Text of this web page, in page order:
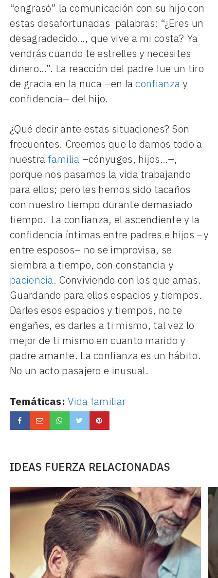
“engrasó” la comunicación con su hijo con
estas desafortunadas palabras: “¿Eres un
desagradecido…, que vive a mi costa? Ya
vendrás cuando te estrelles y necesites
dinero…”. La reacción del padre fue un tiro
de gracia en la nuca –en laconfianza y
confidencia– del hijo.
¿Qué decir ante estas situaciones? Son
frecuentes. Creemos que lo damos todo a
nuestra familia –cónyuges, hijos…–,
porque nos pasamos la vida trabajando
para ellos; pero les hemos sido tacaños
con nuestro tiempo durante demasiado
tiempo. La confianza, el ascendiente y la
confidencia íntimas entre padres e hijos –y
entre esposos– no se improvisa, se
siembra a tiempo, con constancia y
paciencia. Conviviendo con los que amas.
Guardando para ellos espacios y tiempos.
Darles esos espacios y tiempos, no te
engañes, es darles a ti mismo, tal vez lo
mejor de ti mismo en cuanto marido y
padre amante. La confianza es un hábito.
No un acto pasajero e inusual.
Temáticas: Vida familiar
IDEAS FUERZA RELACIONADAS